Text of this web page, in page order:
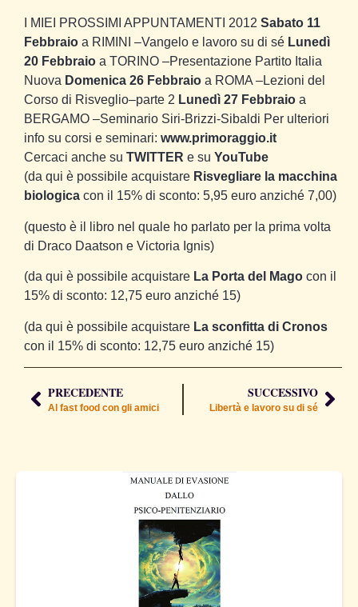
I MIEI PROSSIMI APPUNTAMENTI 2012 Sabato 11
Febbraio a RIMINI –Vangelo e lavoro su di sé Lunedì
20 Febbraio a TORINO –Presentazione Partito Italia
Nuova Domenica 26 Febbraio a ROMA –Lezioni del
Corso di Risveglio–parte 2 Lunedì 27 Febbraio a
BERGAMO –Seminario Siri-Brizzi-Sibaldi Per ulteriori
info su corsi e seminari: www.primoraggio.it
Cercaci anche su TWITTER e su YouTube
(da qui è possibile acquistare Risvegliare la macchina
biologica con il 15% di sconto: 5,95 euro anziché 7,00)
(questo è il libro nel quale ho parlato per la prima volta
di Draco Daatson e Victoria Ignis)
(da qui è possibile acquistare La Porta del Mago con il
15% di sconto: 12,75 euro anziché 15)
(da qui è possibile acquistare La sconfitta di Cronos
con il 15% di sconto: 12,75 euro anziché 15)
PRECEDENTE
Al fast food con gli amici
SUCCESSIVO
Libertà e lavoro su di sé